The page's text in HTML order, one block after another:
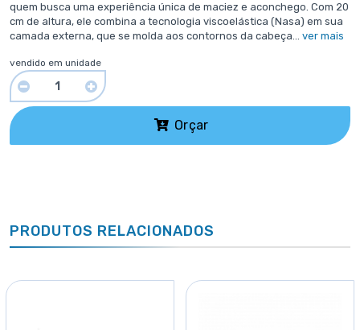
quem busca uma experiência única de maciez e aconchego. Com 20
cm de altura, ele combina a tecnologia viscoelástica (Nasa) em sua
camada externa, que se molda aos contornos da cabeça... ver mais
vendido em unidade
Orçar
PRODUTOS RELACIONADOS